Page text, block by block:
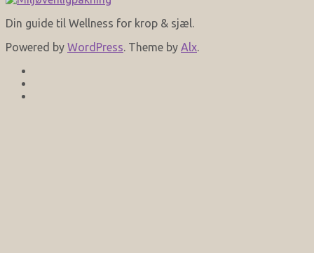
Din guide til Wellness for krop & sjæl.
Powered by WordPress. Theme by Alx.